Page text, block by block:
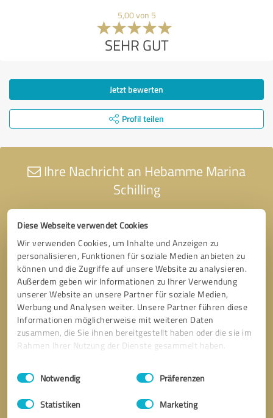
Diese Webseite verwendet Cookies
Wir verwenden Cookies, um Inhalte und Anzeigen zu
personalisieren, Funktionen für soziale Medien anbieten zu
können und die Zugriffe auf unsere Website zu analysieren.
Außerdem geben wir Informationen zu Ihrer Verwendung
unserer Website an unsere Partner für soziale Medien,
Werbung und Analysen weiter. Unsere Partner führen diese
Informationen möglicherweise mit weiteren Daten
zusammen, die Sie ihnen bereitgestellt haben oder die sie im
Rahmen Ihrer Nutzung der Dienste gesammelt haben.
Impressum Datenschutzbestimmungen
Einwilligungsauswahl
Notwendig Präferenzen
Statistiken Marketing
5,00 von 5
SEHR GUT
Jetzt bewerten
Profil teilen
Ihre Nachricht an Hebamme Marina
Schilling